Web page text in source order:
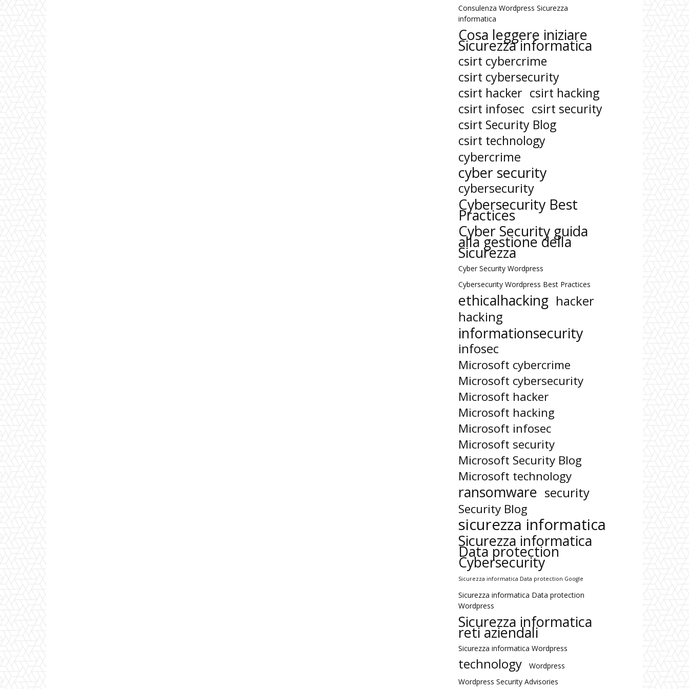
Consulenza Wordpress Sicurezza
informatica
Cosa leggere iniziare
Sicurezza informatica
csirt cybercrime
csirt cybersecurity
csirt hacker csirt hacking
csirt infosec csirt security
csirt Security Blog
csirt technology
cybercrime
cyber security
cybersecurity
Cybersecurity Best
Practices
Cyber Security guida
alla gestione della
Sicurezza
Cyber Security Wordpress
Cybersecurity Wordpress Best Practices
ethicalhacking hacker
hacking
informationsecurity
infosec
Microsoft cybercrime
Microsoft cybersecurity
Microsoft hacker
Microsoft hacking
Microsoft infosec
Microsoft security
Microsoft Security Blog
Microsoft technology
ransomware security
Security Blog
sicurezza informatica
Sicurezza informatica
Data protection
Cybersecurity
Sicurezza informatica Data protection Google
Sicurezza informatica Data protection
Wordpress
Sicurezza informatica
reti aziendali
Sicurezza informatica Wordpress
technology
Wordpress
Wordpress Security Advisories